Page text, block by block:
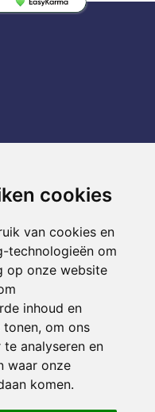
cookies
van cookies en
technologieën om
op onze website
inhoud en
om ons
analyseren en
waar onze
komen.